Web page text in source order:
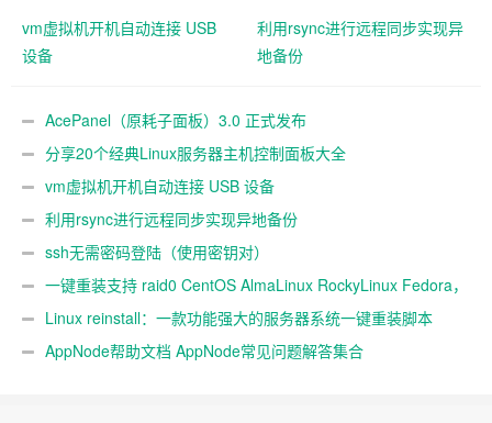
vm虚拟机开机自动连接 USB
设备
利用rsync进行远程同步实现异
地备份
AcePanel（原耗子面板）3.0 正式发布
分享20个经典Linux服务器主机控制面板大全
vm虚拟机开机自动连接 USB 设备
利用rsync进行远程同步实现异地备份
ssh无需密码登陆（使用密钥对）
一键重装支持 raid0 CentOS AlmaLinux RockyLinux Fedora，
不同系统互装
Linux reinstall：一款功能强大的服务器系统一键重装脚本
AppNode帮助文档 AppNode常见问题解答集合